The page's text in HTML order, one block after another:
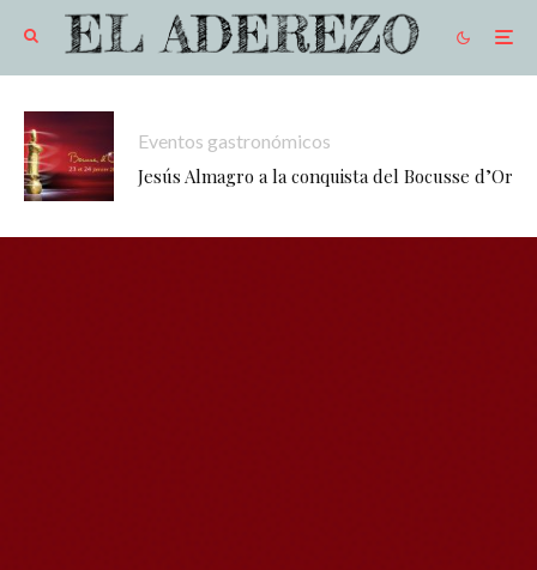
Eventos gastronómicos
Jesús Almagro a la conquista del Bocusse d’Or